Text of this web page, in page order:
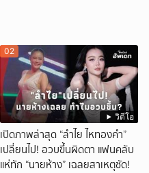
วิดีโอ
02
เปิดภาพล่าสุด “ลำไย ไหทองคำ”
เปลี่ยนไป! อวบขึ้นผิดตา แฟนคลับ
แห่ทัก “นายห้าง” เฉลยสาเหตุชัด!